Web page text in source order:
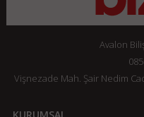
Avalon
Vişnezade Mah. Şair Nedim